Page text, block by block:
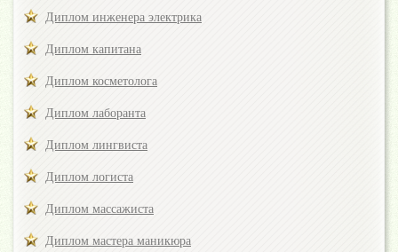
Диплом инженера электрика
Диплом капитана
Диплом косметолога
Диплом лаборанта
Диплом лингвиста
Диплом логиста
Диплом массажиста
Диплом мастера маникюра